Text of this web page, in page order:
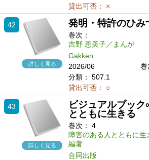
貸出可否：
×
42
詳しく見る
発明・特許のひみ
巻次：
吉野 恵美子／まんが
Gakken
2026/06
巻
分類：
507.1
貸出可否：
○
43
詳しく見る
ビジュアルブッ
とともに生きる
巻次：
4
障害のある人とともに生
編著
合同出版